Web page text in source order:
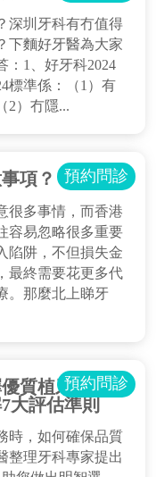
深圳牙科有冇值得
下麵好牙醫為大家
：1、好牙科2024
標準係：（1）有
2）冇隱...
項？
很多事情，而香港
容易忽略很多重要
陷阱，不但損失金
最終需要花更多代
。那麼北上睇牙
預約問診
質植牙服務？
大評估準則
時，如何確保品質
整理牙科專家提出
預約問診